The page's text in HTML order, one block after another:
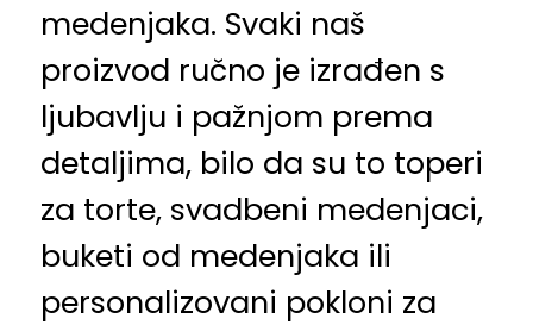
medenjaka. Svaki naš
proizvod ručno je izrađen s
ljubavlju i pažnjom prema
detaljima, bilo da su to toperi
za torte, svadbeni medenjaci,
buketi od medenjaka ili
personalizovani pokloni za